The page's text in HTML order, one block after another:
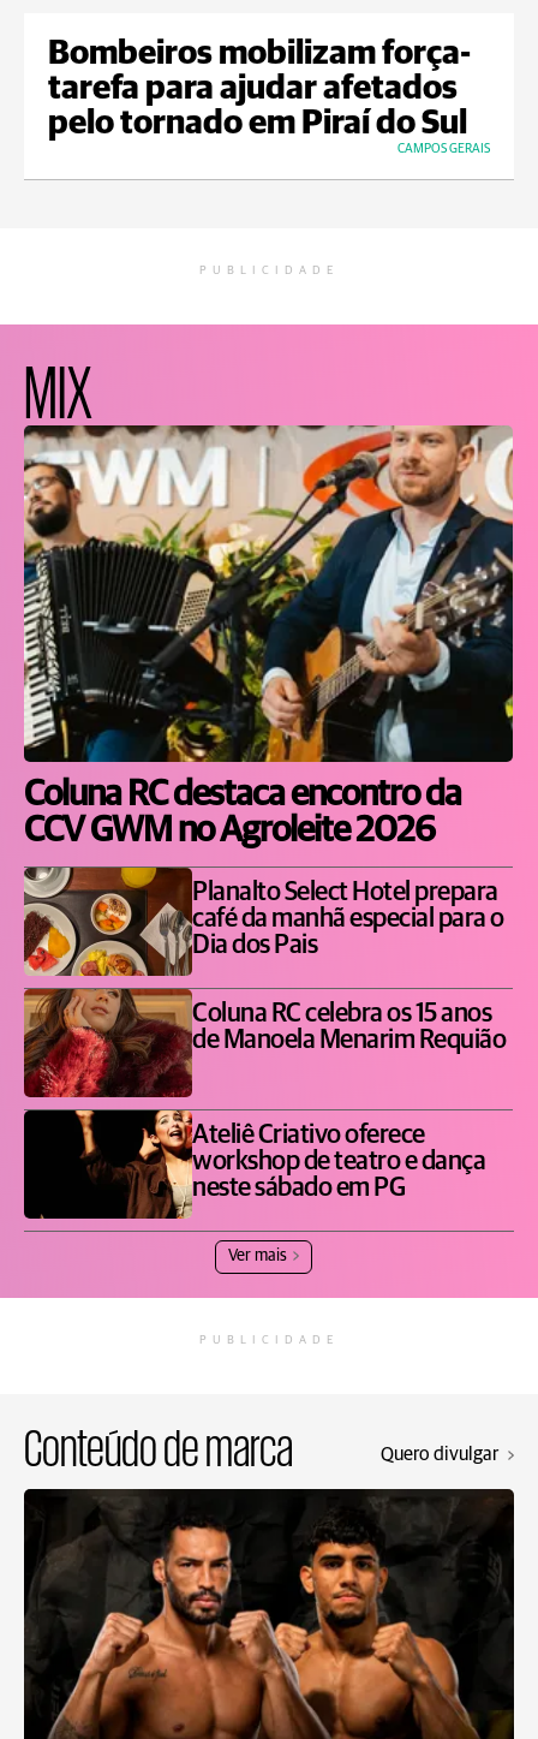
Bombeiros mobilizam força-
tarefa para ajudar afetados
pelo tornado em Piraí do Sul
CAMPOS GERAIS
PUBLICIDADE
MIX
Coluna RC destaca encontro da
CCV GWM no Agroleite 2026
Planalto Select Hotel prepara
café da manhã especial para o
Dia dos Pais
Coluna RC celebra os 15 anos
de Manoela Menarim Requião
Ateliê Criativo oferece
workshop de teatro e dança
neste sábado em PG
Ver mais
PUBLICIDADE
Conteúdo de marca Quero divulgar